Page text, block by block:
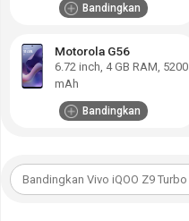
Bandingkan
Motorola G56
6.72 inch, 4 GB RAM 5200
mAh
Bandingkan